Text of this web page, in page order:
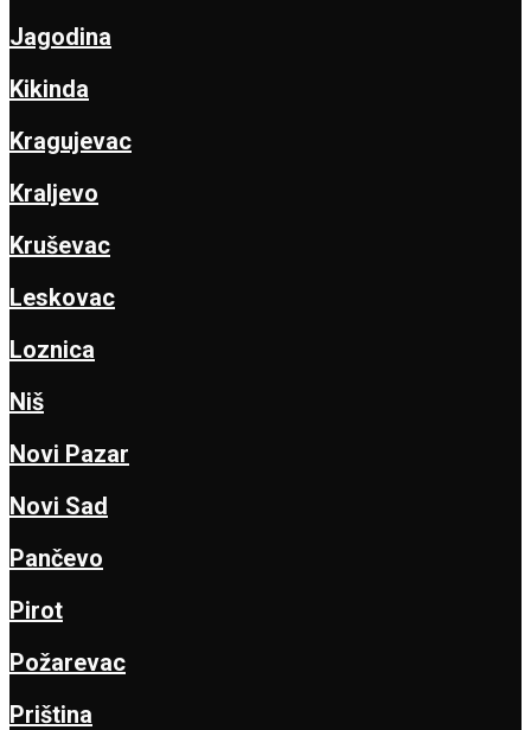
Jagodina
Kikinda
Kragujevac
Kraljevo
Kruševac
Leskovac
Loznica
Niš
Novi Pazar
Novi Sad
Pančevo
Pirot
Požarevac
Priština